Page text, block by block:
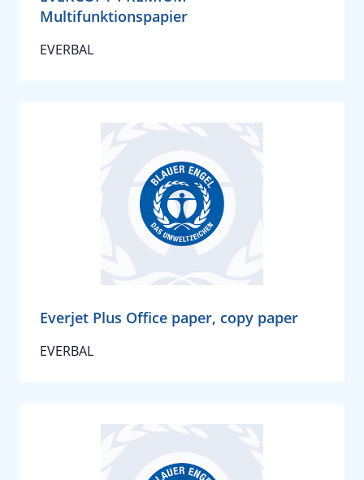
Multifunktionspapier
EVERBAL
Everjet Plus Office paper, copy paper
EVERBAL